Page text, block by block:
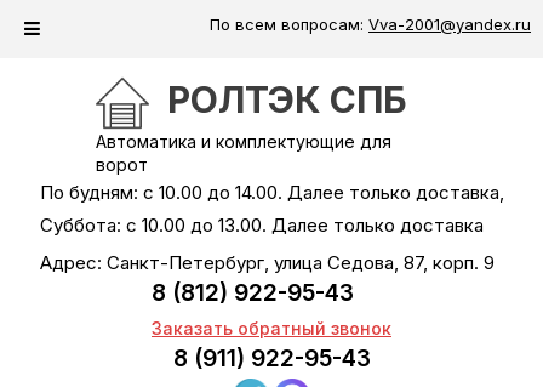
По всем вопросам: Vva-2001@yandex.ru
РОЛТЭК СПБ
Автоматика и комплектующие для
ворот
По будням: с 10.00 до 14.00. Далее только доставка,
Суббота: с 10.00 до 13.00. Далее только доставка
Адрес: Санкт-Петербург, улица Седова, 87, корп. 9
8 (812) 922-95-43
Заказать обратный звонок
8 (911) 922-95-43